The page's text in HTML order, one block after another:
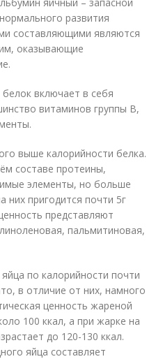
развития
составляющими являются
оказывающие
включает в себя
витаминов группы В,
выше калорийности белка.
составе протеины,
элементы, но больше
них пригодится почти 5г
представляют
пальмитиновая,
по калорийности почти
в отличие от них, намного
ценность жареной
100 ккал, а при жарке на
до 120-130 ккал.
яйца составляет